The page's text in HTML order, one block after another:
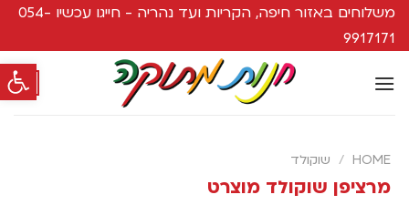
פתח
משלוחים באזור חיפה, הקריות ועד נהריה - חייגו עכשיו 054-
9917171
0
HOME
/ שוקולד
מרציפן שוקולד מוצרט